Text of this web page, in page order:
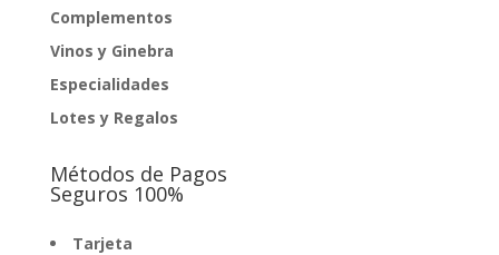
Complementos
Vinos y Ginebra
Especialidades
Lotes y Regalos
Métodos de Pagos
Seguros 100%
Tarjeta